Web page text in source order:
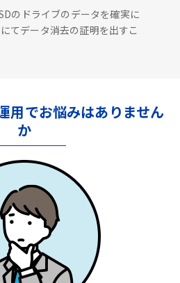
のドライブのデータを確実に
てデータ消去の証明を出すこ
用でお悩みはありません
か